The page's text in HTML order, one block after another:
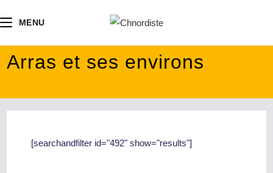
principal
MENU
Arras et ses environs
[searchandfilter id="492" show="results"]